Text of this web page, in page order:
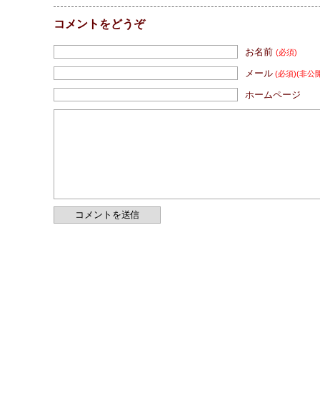
コメントをどうぞ
お名前 (必須)
メール (必須)(非公
ホームページ